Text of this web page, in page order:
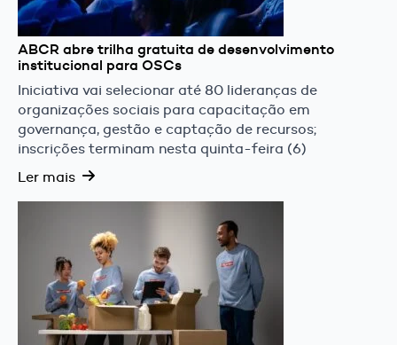
ABCR abre trilha gratuita de desenvolvimento
institucional para OSCs
Iniciativa vai selecionar até 80 lideranças de
organizações sociais para capacitação em
governança, gestão e captação de recursos;
inscrições terminam nesta quinta-feira (6)
Ler mais